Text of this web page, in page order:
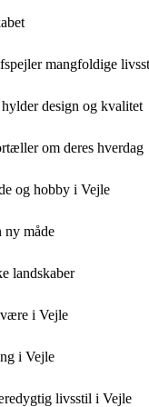
mangfoldige
design og kvalitet
om deres hverdag
og hobby i Vejle
ny måde
landskaber
i Vejle
i Vejle
livsstil i Vejle